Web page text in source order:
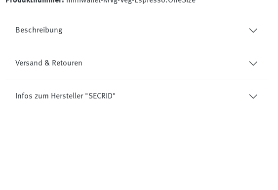
Beschreibung
Versand & Retouren
Infos zum Hersteller "SECRID"